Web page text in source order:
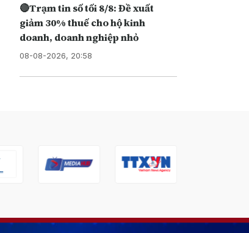
🔴Trạm tin số tối 8/8: Đề xuất
giảm 30% thuế cho hộ kinh
doanh, doanh nghiệp nhỏ
08-08-2026, 20:58